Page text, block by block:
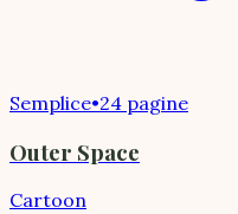
Semplice•24 pagine
Outer Space
Cartoon